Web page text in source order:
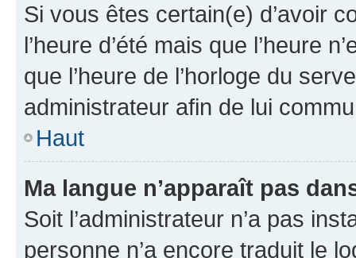
Si vous êtes certain(e) d’avoir
l’heure d’été mais que l’heure
que l’heure de l’horloge du
administrateur afin de lui
Haut
Ma langue n’apparaît pas
Soit l’administrateur n’a pas
personne n’a encore traduit le